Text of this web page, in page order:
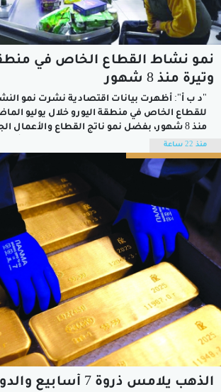
نمو نشاط القطاع الخاص في
وتيرة منذ 8 شهور
"د ب أ": أظهرت بيانات اقتصادية نشرت نمو
للقطاع الخاص في منطقة اليورو خلال يوليو
منذ 8 شهور، بفضل نمو ناتج القطاع والأعمال
بداية العام الحالي.وذكرت مؤسسة ستاندرد أند
للاستشارات أن المؤشر المجمع لمديري
في...
منذ 22 ساعة
الذهب يلامس ذروة 7